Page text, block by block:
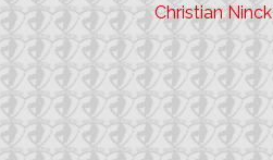
Christian Ninck